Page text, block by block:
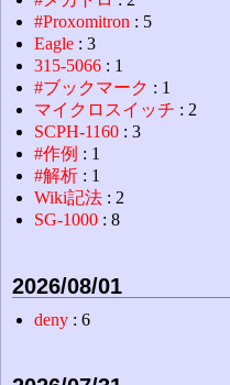
#Proxomitron : 5
Eagle : 3
315-5066 : 1
#ブックマーク : 1
マイクロスイッチ : 2
SCPH-1160 : 3
#作例 : 1
#解析 : 1
Wiki記法 : 2
SG-1000 : 8
2026/08/01
deny : 6